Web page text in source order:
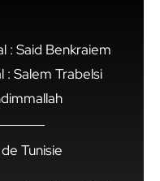
: Said Benkraiem
Salem Trabelsi
Tunisie